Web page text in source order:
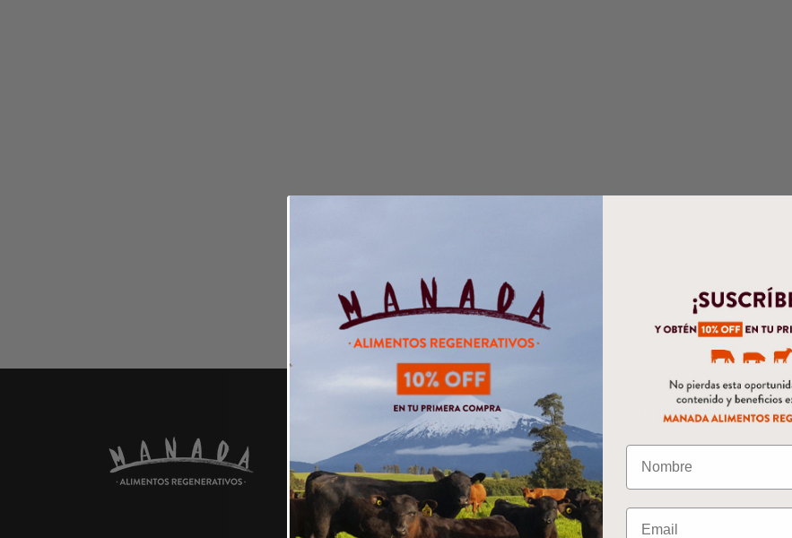
PRODUCTOS
Carnes
Platos Preparados
Jugos, Refrescos y Kombuchas
SERVICIO AL CLIENTE
Blog Informativo
Búsqueda